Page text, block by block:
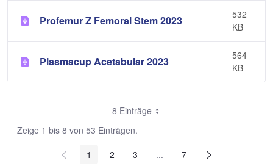
Profemur Z Femoral Stem 2023
532
KB
Plasmacup Acetabular 2023
564
KB
8 Einträge
Zeige 1 bis 8 von 53 Einträgen.
1
2 3 ...Zwischenseiten Navigieren
7